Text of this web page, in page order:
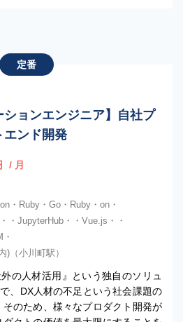
定番
ションエンジニア】自社プ
エンド開発
/ 月
・Ruby・Go・Ruby・on・
・JupyterHub・・Vue.js・・
)（小川町駅）
の人材活用』という独自のソリュ
、DX人材の不足という社会課題の
のため、様々なプロダクト開発が